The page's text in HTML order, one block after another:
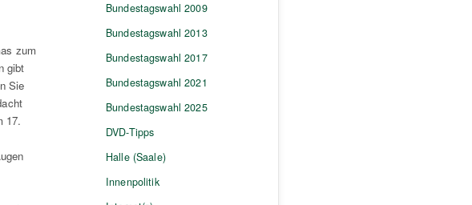
zum
gibt
Sie
17.
Bundestagswahl 2009
Bundestagswahl 2013
Bundestagswahl 2017
Bundestagswahl 2021
Bundestagswahl 2025
DVD-Tipps
Halle (Saale)
Innenpolitik